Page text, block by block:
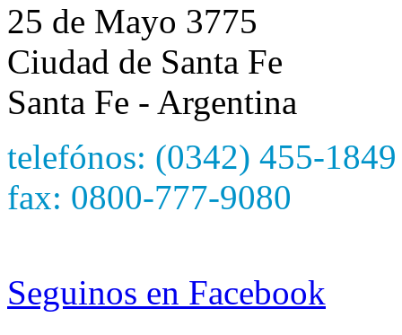
25 de Mayo 3775
Ciudad de Santa Fe
Santa Fe - Argentina
telefónos: (0342) 455-
fax: 0800-777-9080
Seguinos en Facebook